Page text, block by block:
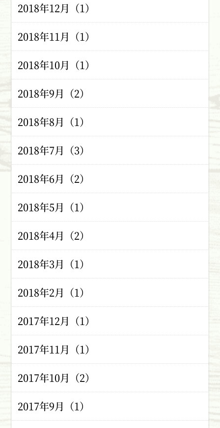
2018年12月（1）
2018年11月（1）
2018年10月（1）
2018年9月（2）
2018年8月（1）
2018年7月（3）
2018年6月（2）
2018年5月（1）
2018年4月（2）
2018年3月（1）
2018年2月（1）
2017年12月（1）
2017年11月（1）
2017年10月（2）
2017年9月（1）